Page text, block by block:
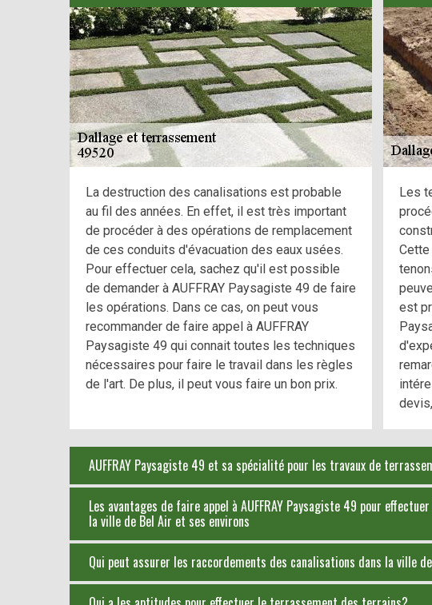
La destruction des canalisations est probable
au fil des années. En effet, il est très important
de procéder à des opérations de remplacement
de ces conduits d'évacuation des eaux usées.
Pour effectuer cela, sachez qu'il est possible
de demander à AUFFRAY Paysagiste 49 de faire
les opérations. Dans ce cas, on peut vous
recommander de faire appel à AUFFRAY
Paysagiste 49 qui connait toutes les techniques
nécessaires pour faire le travail dans les règles
de l'art. De plus, il peut vous faire un bon prix.
Les
est
AUFFRAY Paysagiste 49 et sa spécialité pour les travaux de
Les avantages de faire appel à AUFFRAY Paysagiste 49 pour
la ville de Bel Air et ses environs
Qui peut assurer les raccordements des canalisations dans la ville